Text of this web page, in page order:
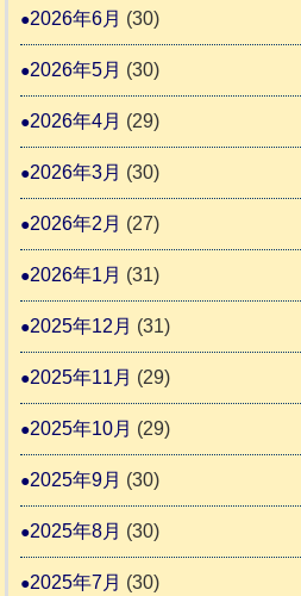
2026年6月 (30)
2026年5月 (30)
2026年4月 (29)
2026年3月 (30)
2026年2月 (27)
2026年1月 (31)
2025年12月 (31)
2025年11月 (29)
2025年10月 (29)
2025年9月 (30)
2025年8月 (30)
2025年7月 (30)